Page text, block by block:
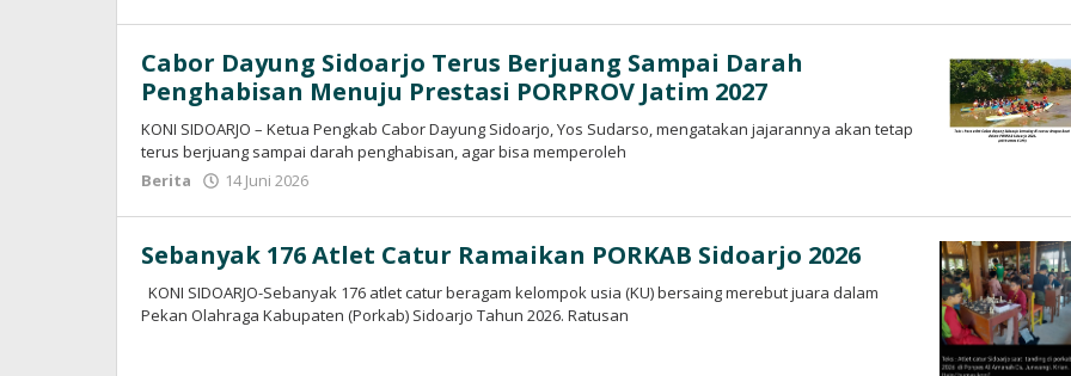
Cabor Dayung Sidoarjo Terus Berjuang Sampai Darah
Penghabisan Menuju Prestasi PORPROV Jatim 2027
KONI SIDOARJO – Ketua Pengkab Cabor Dayung Sidoarjo, Yos Sudarso, mengatakan jajarannya akan tetap
terus berjuang sampai darah penghabisan, agar bisa memperoleh
Berita
14 Juni 2026
Sebanyak 176 Atlet Catur Ramaikan PORKAB Sidoarjo 2026
KONI SIDOARJO-Sebanyak 176 atlet catur beragam kelompok usia (KU) bersaing merebut juara dalam
Pekan Olahraga Kabupaten (Porkab) Sidoarjo Tahun 2026. Ratusan